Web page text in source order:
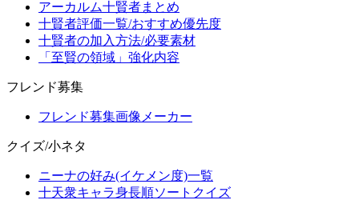
アーカルム十賢者まとめ
十賢者評価一覧/おすすめ優先度
十賢者の加入方法/必要素材
「至賢の領域」強化内容
フレンド募集
フレンド募集画像メーカー
クイズ/小ネタ
ニーナの好み(イケメン度)一覧
十天衆キャラ身長順ソートクイズ